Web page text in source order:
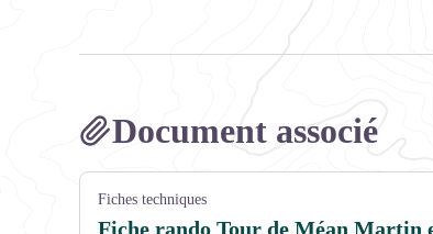
Document associé
Fiches techniques
Fiche rando Tour de Méan Martin